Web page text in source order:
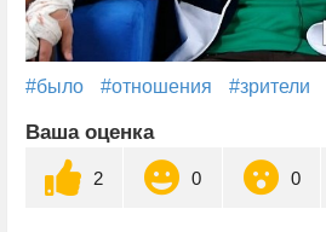
#было #отношения #зрители
Ваша оценка
2 0 0